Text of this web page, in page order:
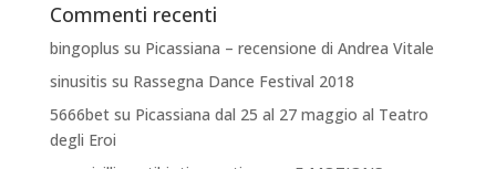
Commenti recenti
bingoplus su Picassiana – recensione di Andrea Vitale
sinusitis su Rassegna Dance Festival 2018
5666betsu Picassiana dal 25 al 27 maggio al Teatro
degli Eroi